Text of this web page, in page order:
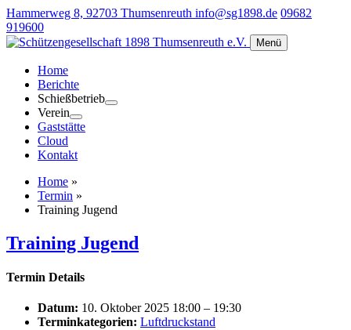
Hammerweg 8, 92703 Thumsenreuth info@sg1898.de 09682
919600
Menü
Home
Berichte
Schießbetrieb
Verein
Gaststätte
Cloud
Kontakt
Home »
Termin »
Training Jugend
Training Jugend
Termin Details
Datum: 10. Oktober 2025 18:00 – 19:30
Terminkategorien: Luftdruckstand